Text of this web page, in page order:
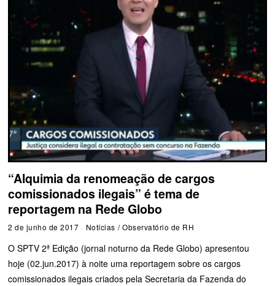
“Alquimia da renomeação de cargos
comissionados ilegais” é tema de
reportagem na Rede Globo
2 de junho de 2017 Notícias / Observatório de RH
O SPTV 2ª Edição (jornal noturno da Rede Globo) apresentou
hoje (02.jun.2017) à noite uma reportagem sobre os cargos
comissionados ilegais criados pela Secretaria da Fazenda do